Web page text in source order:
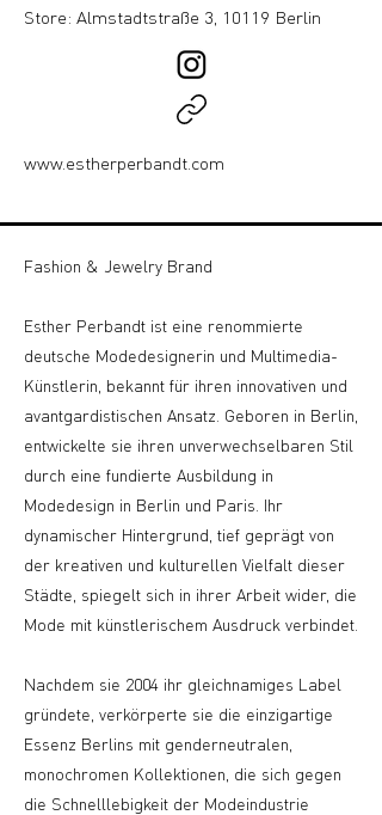
Store: Almstadtstraße 3, 10119 Berlin
www.estherperbandt.com
Fashion & Jewelry Brand
Esther Perbandt ist eine renommierte
deutsche Modedesignerin und Multimedia-
Künstlerin, bekannt für ihren innovativen und
avantgardistischen Ansatz. Geboren in Berlin,
entwickelte sie ihren unverwechselbaren Stil
durch eine fundierte Ausbildung in
Modedesign in Berlin und Paris. Ihr
dynamischer Hintergrund, tief geprägt von
der kreativen und kulturellen Vielfalt dieser
Städte, spiegelt sich in ihrer Arbeit wider, die
Mode mit künstlerischem Ausdruck verbindet.
Nachdem sie 2004 ihr gleichnamiges Label
gründete, verkörperte sie die einzigartige
Essenz Berlins mit genderneutralen,
monochromen Kollektionen, die sich gegen
die Schnelllebigkeit der Modeindustrie